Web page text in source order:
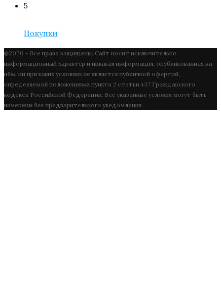
5
Покупки
@2020 - Все права защищены. Сайт носит исключительно
информационный характер и никакая информация, опубликованная на
нём, ни при каких условиях не является публичной офертой,
определяемой положениями пункта 2 статьи 437 Гражданского
кодекса Российской Федерации. Все указанные условия могут быть
изменены без предварительного уведомления.